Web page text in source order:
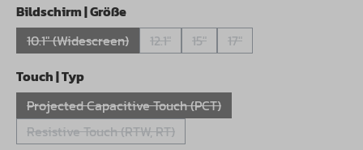
Bildschirm | Größeauswählen
10.1" (Widescreen)(Diese Option ist zurzeit nicht verfügbar.)
12.1"(Diese Option ist zurzeit nicht
15"(Diese Option ist zurzeit nicht
17"(Diese Option ist zurzeit
Touch | Typauswählen
Projected Capacitive Touch (PCT)(Diese Option ist zurzeit nicht verfügbar.)
Resistive Touch (RTW, RT)(Diese Option ist zurzeit nicht verfügbar.)